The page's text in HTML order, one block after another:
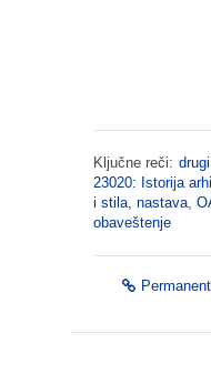
Ključne reči:
23020: Istorija
i stila, nastava,
obaveštenje